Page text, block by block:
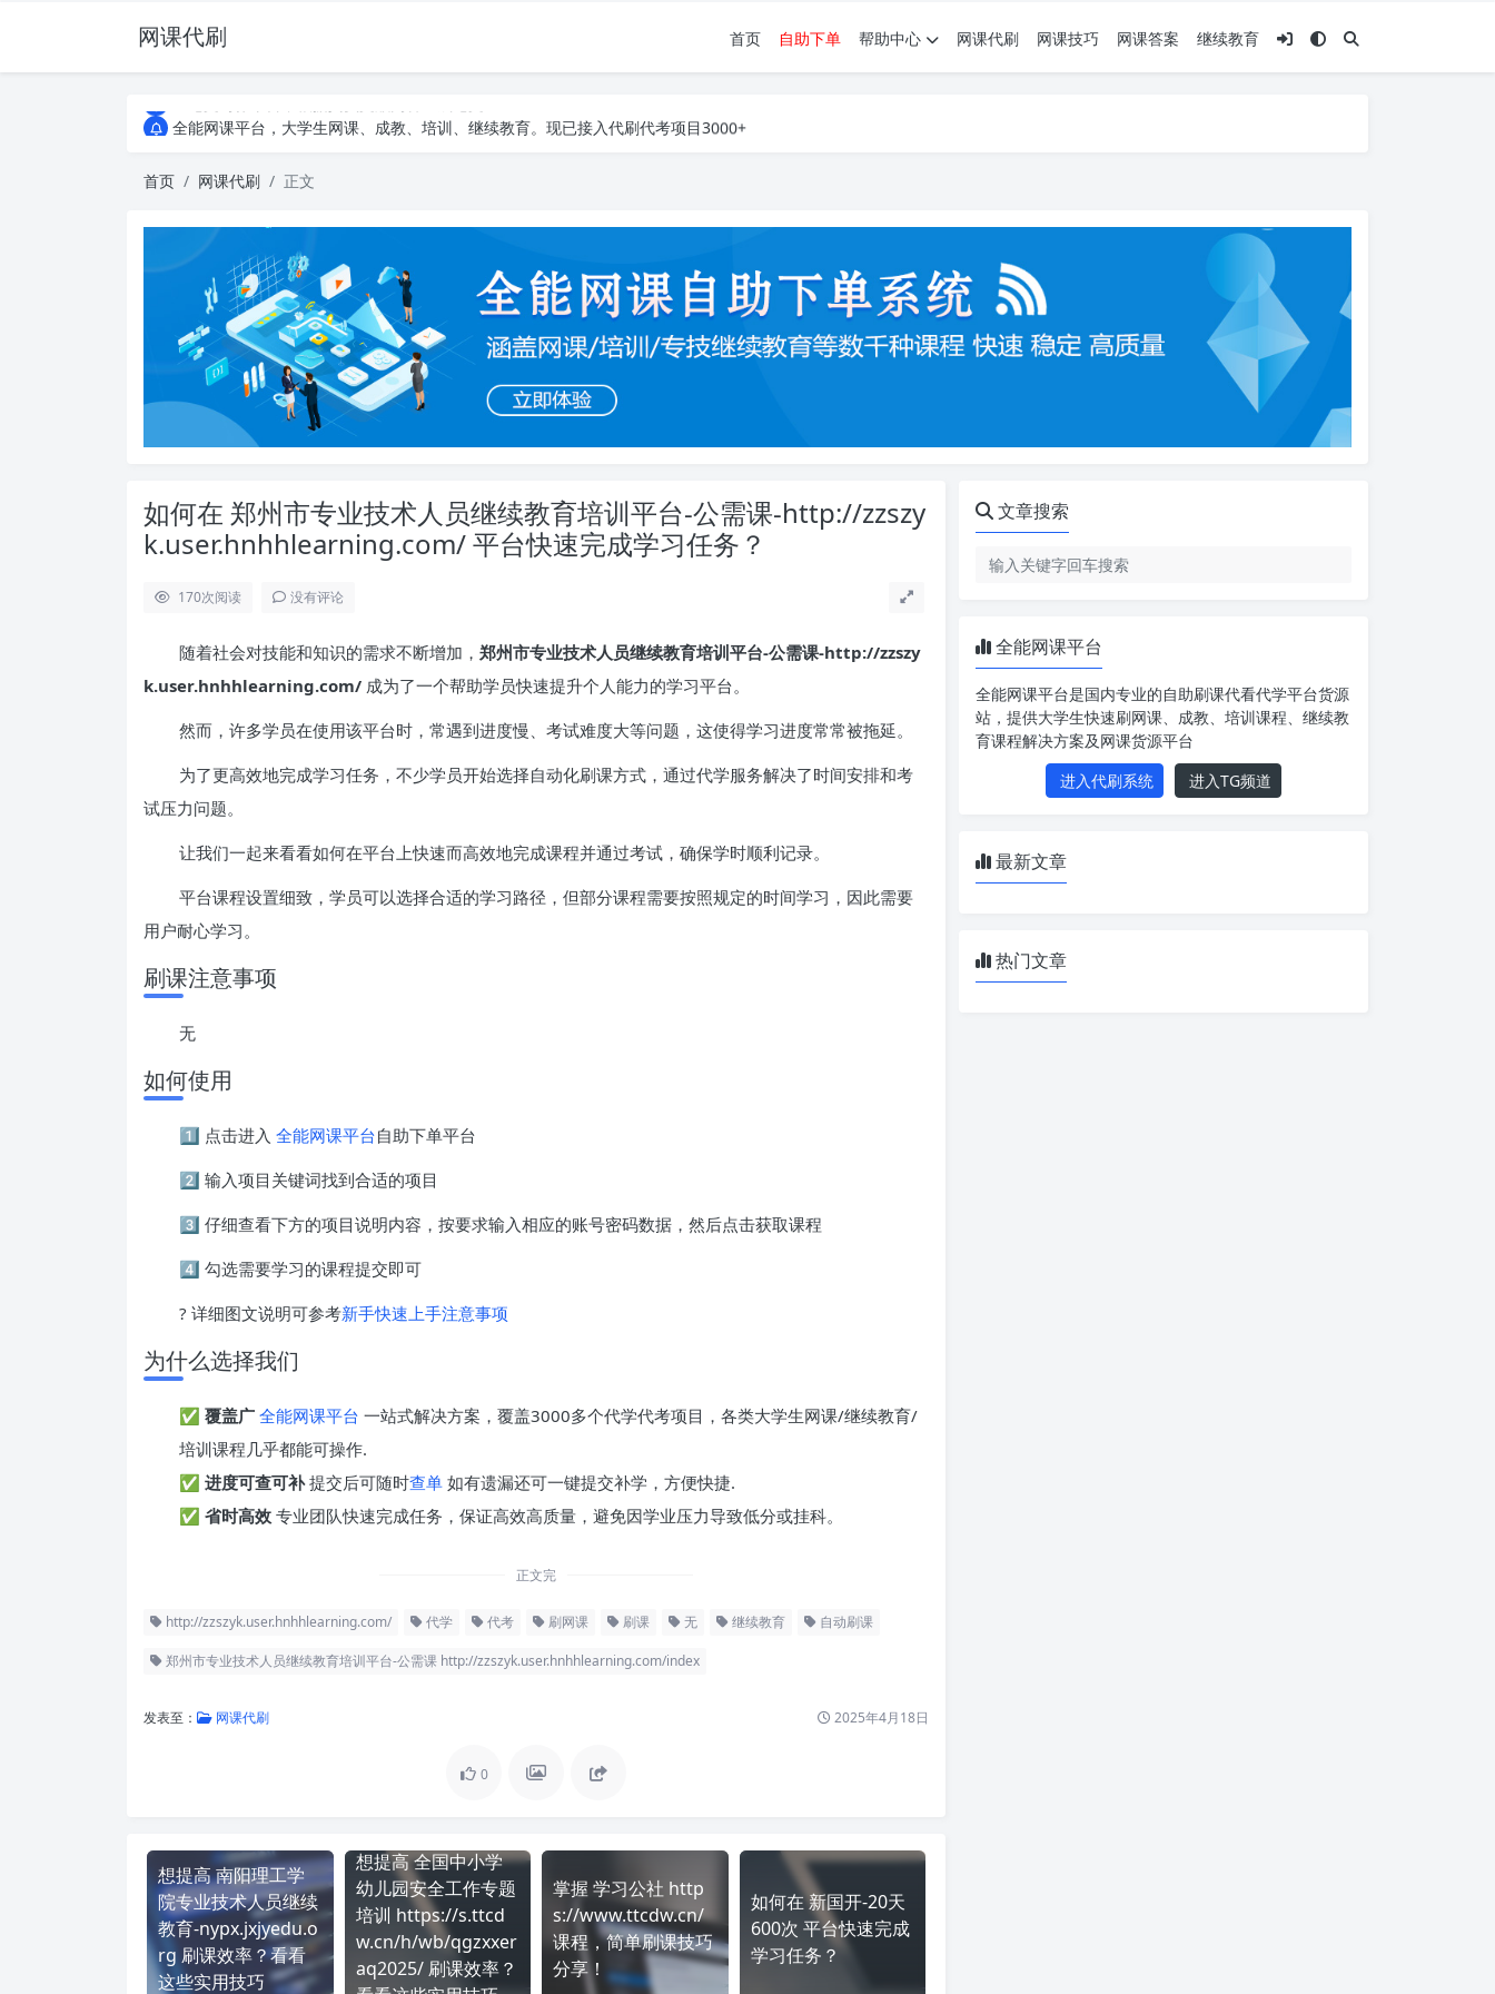
网课代刷 首页 自助下单 帮助中心 网课代刷 网课技巧 网课答案 继续教育
AI论文写作平台，根据真实文献内容生成论文
全能网课平台，大学生网课、成教、培训、继续教育。现已接入代刷代考项目3000+
全能网课平台，大学生网课、成教、培训、继续教育。现已接入代刷代考项目3000+
首页 网课代刷 正文
如何在 郑州市专业技术人员继续教育培训平台-公需课-http://zzszy
k.user.hnhhlearning.com/ 平台快速完成学习任务？
170次阅读 没有评论
随着社会对技能和知识的需求不断增加， 郑州市专业技术人员继续教育培训平台-公需课-http://zzszy
k.user.hnhhlearning.com/ 成为了一个帮助学员快速提升个人能力的学习平台。
然而，许多学员在使用该平台时，常遇到进度慢、考试难度大等问题，这使得学习进度常常被拖延。
为了更高效地完成学习任务，不少学员开始选择自动化刷课方式，通过代学服务解决了时间安排和考
试压力问题。
让我们一起来看看如何在平台上快速而高效地完成课程并通过考试，确保学时顺利记录。
平台课程设置细致，学员可以选择合适的学习路径，但部分课程需要按照规定的时间学习，因此需要
用户耐心学习。
刷课注意事项
无
如何使用
1️⃣ 点击进入 全能网课平台自助下单平台
2️⃣ 输入项目关键词找到合适的项目
3️⃣ 仔细查看下方的项目说明内容，按要求输入相应的账号密码数据，然后点击获取课程
4️⃣ 勾选需要学习的课程提交即可
? 详细图文说明可参考新手快速上手注意事项
为什么选择我们
✅ 覆盖广 全能网课平台 一站式解决方案，覆盖3000多个代学代考项目，各类大学生网课/继续教育/
培训课程几乎都能可操作.
✅ 进度可查可补提交后可随时查单 如有遗漏还可一键提交补学，方便快捷.
✅ 省时高效 专业团队快速完成任务，保证高效高质量，避免因学业压力导致低分或挂科。
正文完
http://zzszyk.user.hnhhlearning.com/ 代学 代考 刷网课 刷课 无 继续教育 自动刷课
郑州市专业技术人员继续教育培训平台-公需课 http://zzszyk.user.hnhhlearning.com/index
发表至： 网课代刷 2025年4月18日
0
想提高 南阳理工学
院专业技术人员继续
教育-nypx.jxjyedu.o
rg 刷课效率？看看
这些实用技巧
想提高 全国中小学
幼儿园安全工作专题
培训 https://s.ttcd
w.cn/h/wb/qgzxxer
aq2025/ 刷课效率？
掌握 学习公社 http
s://www.ttcdw.cn/
课程，简单刷课技巧
分享！
如何在 新国开-20天
600次 平台快速完成
学习任务？
文章搜索
全能网课平台
全能网课平台是国内专业的自助刷课代看代学平台货源
站，提供大学生快速刷网课、成教、培训课程、继续教
育课程解决方案及网课货源平台
进入代刷系统
进入TG频道
最新文章
热门文章